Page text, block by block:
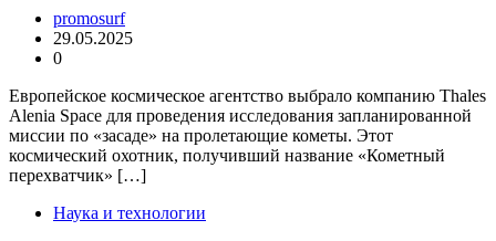
promosurf
29.05.2025
0
Европейское космическое агентство выбрало компанию Thales
Alenia Space для проведения исследования запланированной
миссии по «засаде» на пролетающие кометы. Этот
космический охотник, получивший название «Кометный
перехватчик» […]
Наука и технологии